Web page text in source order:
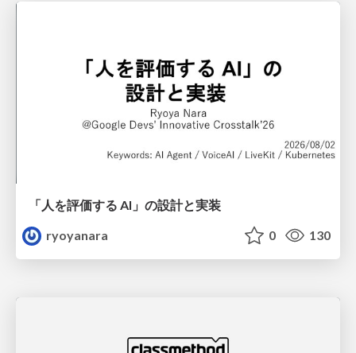
「人を評価する AI」の 設計と実装
ryoyanara
0 130